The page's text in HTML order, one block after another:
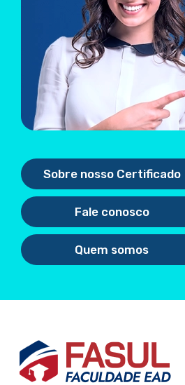
Sobre nosso Certificado
Fale conosco
Quem somos